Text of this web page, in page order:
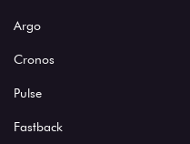
Argo
Cronos
Pulse
Fastback